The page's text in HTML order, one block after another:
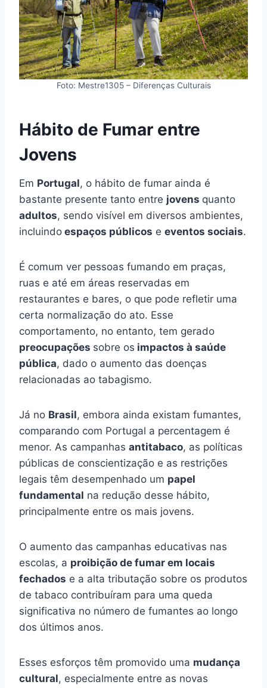
Foto: Mestre1305 – Diferenças Culturais
Hábito de Fumar entre
Jovens
Em Portugal, o hábito de fumar ainda é
bastante presente tanto entre jovens quanto
adultos, sendo visível em diversos ambientes,
incluindo espaços públicos e eventos sociais.
É comum ver pessoas fumando em praças,
ruas e até em áreas reservadas em
restaurantes e bares, o que pode refletir uma
certa normalização do ato. Esse
comportamento, no entanto, tem gerado
preocupações sobre os impactos à saúde
pública, dado o aumento das doenças
relacionadas ao tabagismo.
Já no Brasil, embora ainda existam fumantes,
comparando com Portugal a percentagem é
menor. As campanhas antitabaco, as políticas
públicas de conscientização e as restrições
legais têm desempenhado um papel
fundamental na redução desse hábito,
principalmente entre os mais jovens.
O aumento das campanhas educativas nas
escolas, a proibição de fumar em locais
fechados e a alta tributação sobre os produtos
de tabaco contribuíram para uma queda
significativa no número de fumantes ao longo
dos últimos anos.
Esses esforços têm promovido uma mudança
cultural, especialmente entre as novas